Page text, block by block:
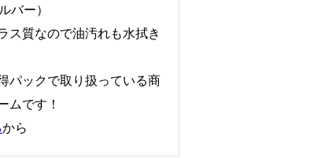
バー）
ス質なので油汚れも水拭き
パックで取り扱っている商
ムです！
から